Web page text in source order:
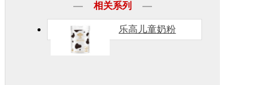
相关系列
乐高儿童奶粉